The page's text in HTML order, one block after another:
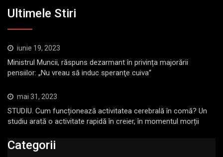
Ultimele Stiri
iunie 19, 2023
Ministrul Muncii, răspuns dezarmant în privința majorării
pensiilor: „Nu vreau să induc speranţe cuiva“
mai 31, 2023
STUDIU. Cum funcționează activitatea cerebrală în comă? Un
studiu arată o activitate rapidă în creier, în momentul morții
Categorii